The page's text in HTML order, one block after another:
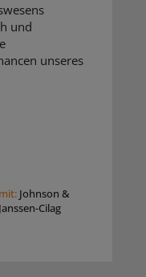
und
unseres
Johnson &
Cilag